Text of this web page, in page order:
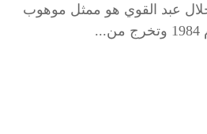
عبد القوي هو ممثل موهوب